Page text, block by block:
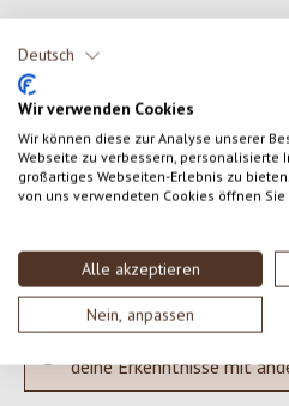
Deutsch
Wir verwenden Cookies
Wir können diese zur Analyse unserer
Webseite zu verbessern, personalisierte
großartiges Webseiten-Erlebnis zu
von uns verwendeten Cookies öffnen
Alle akzeptieren
Nein, anpassen
Durchschnittliche Bewertung
Gib eine Bewertung ab!
Teile deine Erfahrungen mit dem
SCHREIBE EINE BEWERTUNG
Keine Bewertungen
deine Erkenntnisse mit